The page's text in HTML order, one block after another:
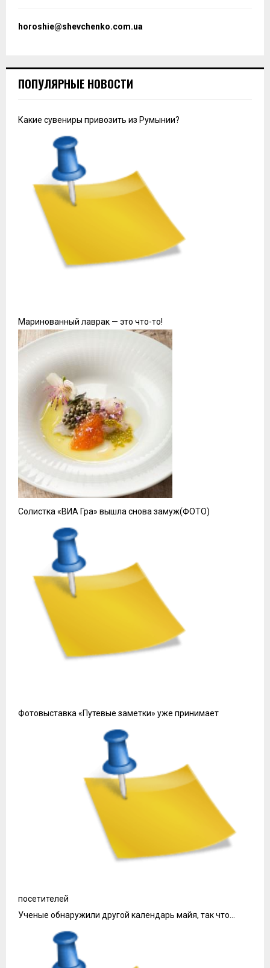
horoshie@shevchenko.com.ua
ПОПУЛЯРНЫЕ НОВОСТИ
Какие сувениры привозить из Румынии?
Маринованный лаврак — это что-то!
Солистка «ВИА Гра» вышла снова замуж(ФОТО)
Фотовыставка «Путевые заметки» уже принимает
посетителей
Ученые обнаружили другой календарь майя, так что…